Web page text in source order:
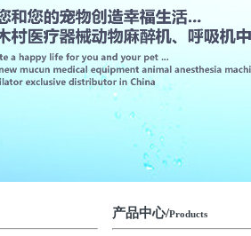
产品中心/Products